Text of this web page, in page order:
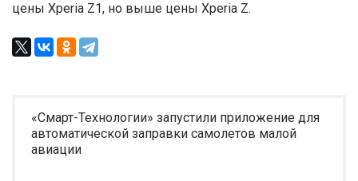
цены Xperia Z1, но выше цены Xperia Z.
«Смарт-Технологии» запустили приложение для
автоматической заправки самолетов малой
авиации